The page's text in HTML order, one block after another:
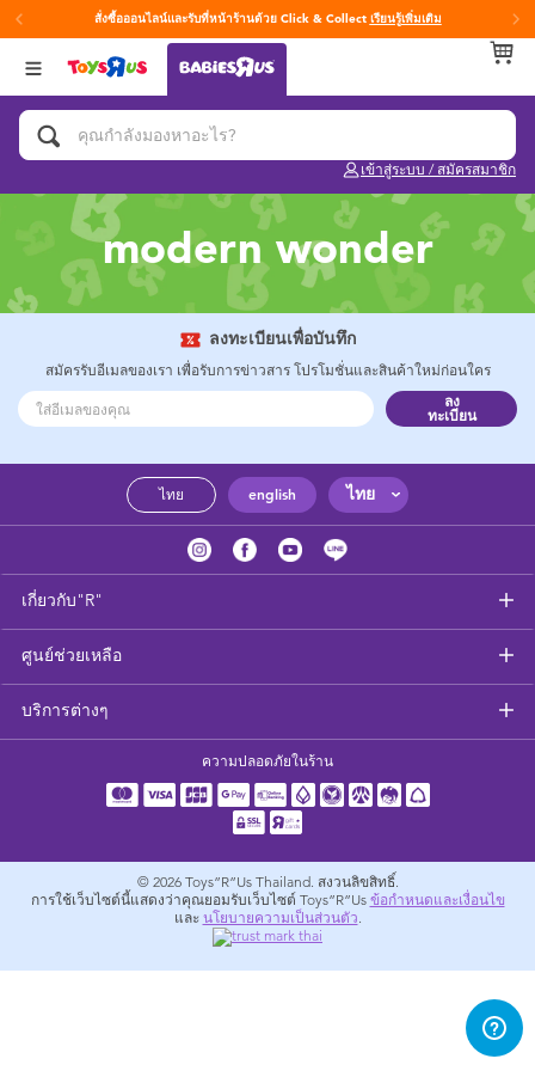
สั่งซื้อออนไลน์และรับที่หน้าร้านด้วย Click & Collect เรียนรู้เพิ่มเติม
เข้าสู่ระบบ / สมัครสมาชิก
กลับ
หมวดหมู่
แผ่นรองนอนเพลย์ยิม
ของเล่นสำหรับเด็กทารกและวัยหัดเดิน
ของขวัญและของฝากสำหรับเด็กทารก
อุปกรณ์ฝึกการอาบน้ำและการขับถ่าย
คาร์ซีทและเบาะเสริมที่นั่ง
ผ้าอ้อมและทิชชู่เปียก
อุปกรณ์ป้อนอาหารและอาหาร
สุขภาพและความปลอดภัย
ที่นอนและเฟอร์นิเจอร์ดูแลเด็กเล็ก
อุปกรณ์สำหรับผู้ตั้งครรภ์
ผ้าเช็ดตัวและเครื่องนอน
อุปกรณ์การท่องเที่ยว
กลับ
แบรนด์
Fisher-Price ฟิชเชอร์ ไพรซ์
กลับ
Age
0~2 ปี
3~4 ปี
5~7 ปี
12~14 ปี
14+ ปี
modern wonder
ลงทะเบียนเพื่อบันทึก
สมัครรับอีเมลของเรา เพื่อรับการข่าวสาร โปรโมชั่นและสินค้าใหม่ก่อนใคร
ลง
ทะเบียน
ไทย english ไทย
เกี่ยวกับ"R"
ศูนย์ช่วยเหลือ
บริการต่างๆ
ความปลอดภัยในร้าน
© 2026 Toys”R”Us Thailand. สงวนลิขสิทธิ์.
การใช้เว็บไซต์นี้แสดงว่าคุณยอมรับเว็บไซต์ Toys”R”Us ข้อกำหนดและเงื่อนไข
และ นโยบายความเป็นส่วนตัว.